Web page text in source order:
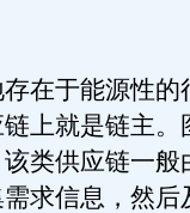
于能源性的
上就是链主。
类供应链一般
求信息，然后